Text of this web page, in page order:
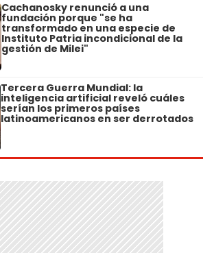
Cachanosky renunció a una
fundación porque "se ha
transformado en una especie de
Instituto Patria incondicional de la
gestión de Milei"
Tercera Guerra Mundial: la
inteligencia artificial reveló cuáles
serían los primeros países
latinoamericanos en ser derrotados